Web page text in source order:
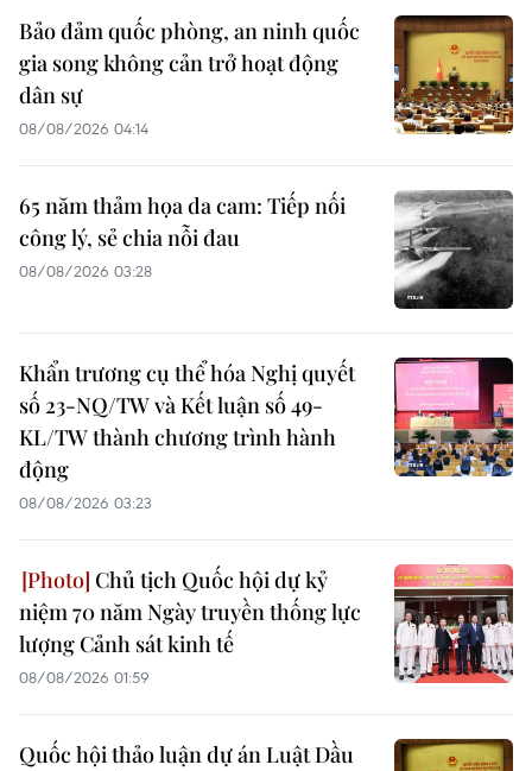
Bảo đảm quốc phòng, an ninh quốc
gia song không cản trở hoạt động
dân sự
08/08/2026 04:14
65 năm thảm họa da cam: Tiếp nối
công lý, sẻ chia nỗi đau
08/08/2026 03:28
Khẩn trương cụ thể hóa Nghị quyết
số 23-NQ/TW và Kết luận số 49-
KL/TW thành chương trình hành
động
08/08/2026 03:23
Chủ tịch Quốc hội dự kỷ
niệm 70 năm Ngày truyền thống lực
lượng Cảnh sát kinh tế
08/08/2026 01:59
Quốc hội thảo luận dự án Luật Dầu